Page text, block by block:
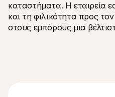
καταστήματα. Η εταιρεία
και τη φιλικότητα προς
στους εμπόρους μια